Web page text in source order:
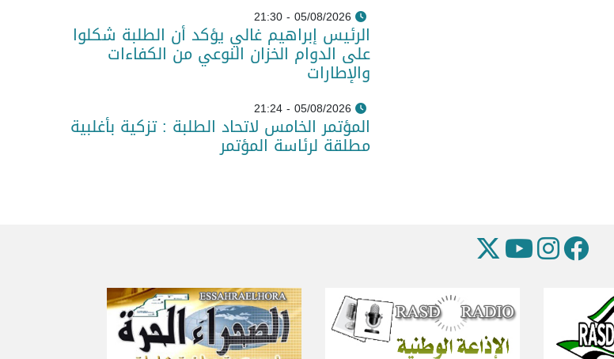
05/08/2026 - 21:30
الرئيس إبراهيم غالي يؤكد أن الطلبة شكلوا
على الدوام الخزان النوعي من الكفاءات
والإطارات
05/08/2026 - 21:24
المؤتمر الخامس لاتحاد الطلبة : تزكية بأغلبية
مطلقة لرئاسة المؤتمر